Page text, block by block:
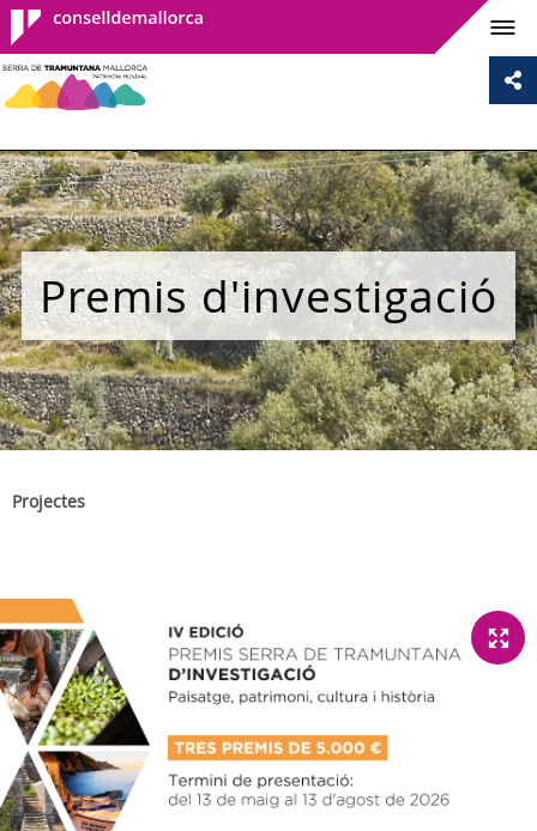
Consell de
Mallorca
Premis d'investigació
Projectes